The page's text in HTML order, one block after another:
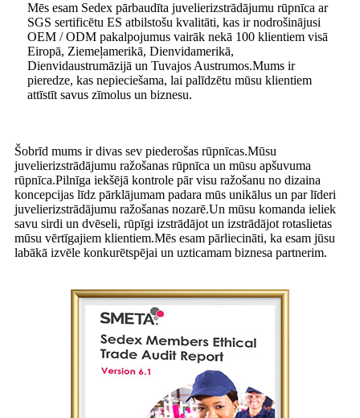
Mēs esam Sedex pārbaudīta juvelierizstrādājumu rūpnīca ar
SGS sertificētu ES atbilstošu kvalitāti, kas ir nodrošinājusi
OEM / ODM pakalpojumus vairāk nekā 100 klientiem visā
Eiropā, Ziemeļamerikā, Dienvidamerikā,
Dienvidaustrumāzijā un Tuvajos Austrumos.Mums ir
pieredze, kas nepieciešama, lai palīdzētu mūsu klientiem
attīstīt savus zīmolus un biznesu.
Šobrīd mums ir divas sev piederošas rūpnīcas.Mūsu
juvelierizstrādājumu ražošanas rūpnīca un mūsu apšuvuma
rūpnīca.Pilnīga iekšējā kontrole pār visu ražošanu no dizaina
koncepcijas līdz pārklājumam padara mūs unikālus un par līderi
juvelierizstrādājumu ražošanas nozarē.Un mūsu komanda ieliek
savu sirdi un dvēseli, rūpīgi izstrādājot un izstrādājot rotaslietas
mūsu vērtīgajiem klientiem.Mēs esam pārliecināti, ka esam jūsu
labākā izvēle konkurētspējai un uzticamam biznesa partnerim.